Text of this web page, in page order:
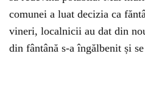
comunei a luat decizia ca
vineri, localnicii au dat din
din fântână s-a îngălbenit și